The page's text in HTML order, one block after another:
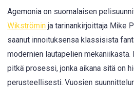
Agemonia on suomalaisen
Wikströmin ja tarinankirjoittaja Mike
saanut innoituksensa klassisista
modernien lautapelien
pitkä prosessi, jonka aikana sitä on
perusteellisesti. Vuosien